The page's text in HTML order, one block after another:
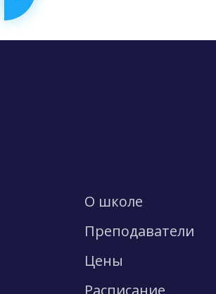
О школе
Преподаватели
Цены
Расписание